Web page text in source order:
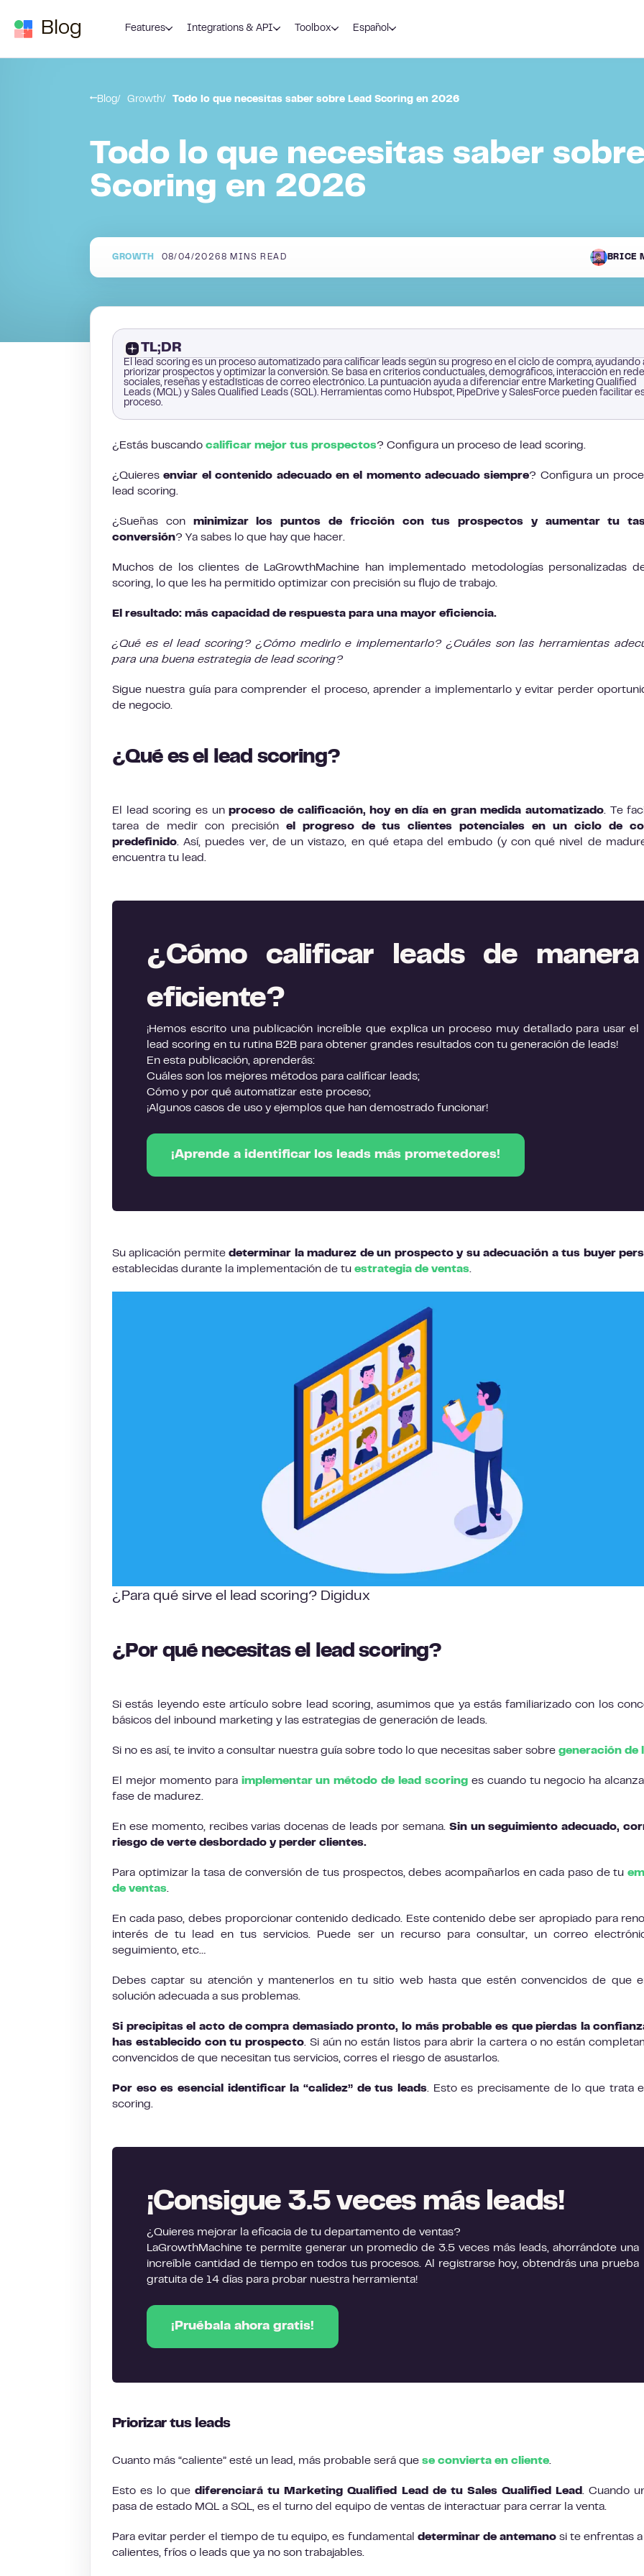
Blog Features Integrations & API Toolbox Español
Blog Growth Todo lo que necesitas saber sobre Lead Scoring en 2026
Todo lo que necesitas saber sobre
Scoring en 2026
GROWTH 08/04/2026 8 MINS READ BRICE
TL;DR
El lead scoring es un proceso automatizado para calificar leads según su progreso en el ciclo de compra, ayudando
priorizar prospectos y optimizar la conversión. Se basa en criterios conductuales, demográficos, interacción en
sociales, reseñas y estadísticas de correo electrónico. La puntuación ayuda a diferenciar entre Marketing Qualified
Leads (MQL) y Sales Qualified Leads (SQL). Herramientas como Hubspot, PipeDrive y SalesForce pueden facilitar
proceso.
¿Estás buscando calificar mejor tus prospectos? Configura un proceso de lead scoring.
¿Quieresenviar el contenido adecuado en el momento adecuado siempre? Configura un
lead scoring.
¿Sueñas con minimizar los puntos de fricción con tus prospectos y aumentar tu
conversión? Ya sabes lo que hay que hacer.
Muchos de los clientes de LaGrowthMachine han implementado metodologías personalizadas
scoring, lo que les ha permitido optimizar con precisión su flujo de trabajo.
El resultado: más capacidad de respuesta para una mayor eficiencia.
¿Qué es el lead scoring? ¿Cómo medirlo e implementarlo? ¿Cuáles son las herramientas
para una buena estrategia de lead scoring?
Sigue nuestra guía para comprender el proceso, aprender a implementarlo y evitar perder
de negocio.
¿Qué es el lead scoring?
El lead scoring es unproceso de calificación, hoy en día en gran medida automatizado. Te
tarea de medir con precisión el progreso de tus clientes potenciales en un ciclo de
predefinido. Así, puedes ver, de un vistazo, en qué etapa del embudo (y con qué nivel de
encuentra tu lead.
¿Cómo calificar leads de manera
eficiente?
¡Hemos escrito una publicación increíble que explica un proceso muy detallado para usar el
lead scoring en tu rutina B2B para obtener grandes resultados con tu generación de leads!
En esta publicación, aprenderás:
Cuáles son los mejores métodos para calificar leads;
Cómo y por qué automatizar este proceso;
¡Algunos casos de uso y ejemplos que han demostrado funcionar!
¡Aprende a identificar los leads más prometedores!
Su aplicación permitedeterminar la madurez de un prospecto y su adecuación a tus buyer
establecidas durante la implementación de tu estrategia de ventas.
¿Para qué sirve el lead scoring? Digidux
¿Por qué necesitas el lead scoring?
Si estás leyendo este artículo sobre lead scoring, asumimos que ya estás familiarizado con los
básicos del inbound marketing y las estrategias de generación de leads.
Si no es así, te invito a consultar nuestra guía sobre todo lo que necesitas saber sobre generación de
El mejor momento para implementar un método de lead scoringes cuando tu negocio ha
fase de madurez.
En ese momento, recibes varias docenas de leads por semana. Sin un seguimiento adecuado,
riesgo de verte desbordado y perder clientes.
Para optimizar la tasa de conversión de tus prospectos, debes acompañarlos en cada paso de tu
de ventas.
En cada paso, debes proporcionar contenido dedicado. Este contenido debe ser apropiado para
interés de tu lead en tus servicios. Puede ser un recurso para consultar, un correo
seguimiento, etc…
Debes captar su atención y mantenerlos en tu sitio web hasta que estén convencidos de que
solución adecuada a sus problemas.
Si precipitas el acto de compra demasiado pronto, lo más probable es que pierdas la
has establecido con tu prospecto. Si aún no están listos para abrir la cartera o no están
convencidos de que necesitan tus servicios, corres el riesgo de asustarlos.
Por eso es esencial identificar la “calidez” de tus leads. Esto es precisamente de lo que trata
scoring.
¡Consigue 3.5 veces más leads!
¿Quieres mejorar la eficacia de tu departamento de ventas?
LaGrowthMachine te permite generar un promedio de 3.5 veces más leads, ahorrándote una
increíble cantidad de tiempo en todos tus procesos. Al registrarse hoy, obtendrás una prueba
gratuita de 14 días para probar nuestra herramienta!
¡Pruébala ahora gratis!
Priorizar tus leads
Cuanto más “caliente” esté un lead, más probable será que se convierta en cliente.
Esto es lo quediferenciará tu Marketing Qualified Lead de tu Sales Qualified Lead . Cuando
pasa de estado MQL a SQL, es el turno del equipo de ventas de interactuar para cerrar la venta.
Para evitar perder el tiempo de tu equipo, es fundamental determinar de antemanosi te enfrentas a
calientes, fríos o leads que ya no son trabajables.